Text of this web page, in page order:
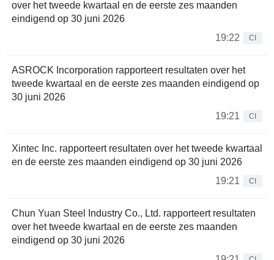
over het tweede kwartaal en de eerste zes maanden
eindigend op 30 juni 2026
19:22
CI
ASROCK Incorporation rapporteert resultaten over het
tweede kwartaal en de eerste zes maanden eindigend op
30 juni 2026
19:21
CI
Xintec Inc. rapporteert resultaten over het tweede kwartaal
en de eerste zes maanden eindigend op 30 juni 2026
19:21
CI
Chun Yuan Steel Industry Co., Ltd. rapporteert resultaten
over het tweede kwartaal en de eerste zes maanden
eindigend op 30 juni 2026